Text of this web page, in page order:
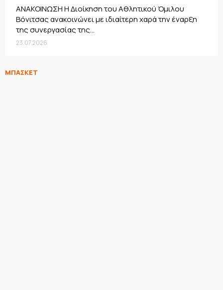
ΑΝΑΚΟΙΝΩΣΗ Η Διοίκηση του Αθλητικού Όμιλου
Βόνιτσας ανακοινώνει με ιδιαίτερη χαρά την έναρξη
της συνεργασίας της...
23.07.2026
ΜΠΑΣΚΕΤ